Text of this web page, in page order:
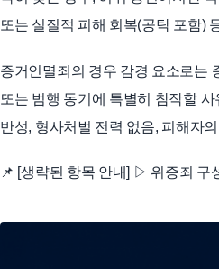
또는 실질적 피해 회복(공탁 포함)
증거인멸죄의 경우 감경 요소로는
또는 범행 동기에 특별히 참작할
반성, 형사처벌 전력 없음, 피해자
📌 [생략된 항목 안내] ▷ 위증죄 구